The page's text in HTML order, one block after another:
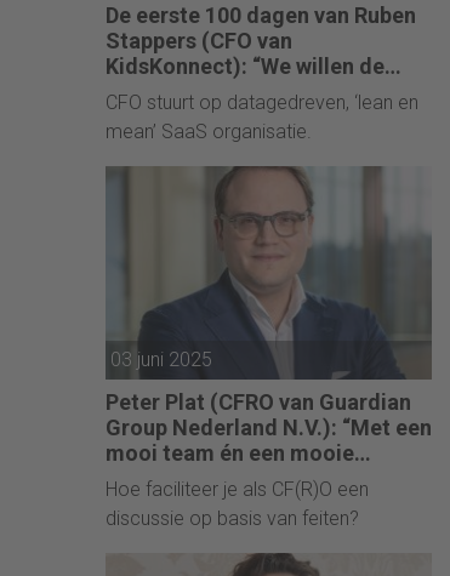
De eerste 100 dagen van Ruben
Stappers (CFO van
KidsKonnect): “We willen de
Europese key-speler worden.”
CFO stuurt op datagedreven, ‘lean en
mean’ SaaS organisatie.
03 juni 2025
Peter Plat (CFRO van Guardian
Group Nederland N.V.): “Met een
mooi team én een mooie
portefeuille zijn wij klaar voor
verdere groei.”
Hoe faciliteer je als CF(R)O een
discussie op basis van feiten?